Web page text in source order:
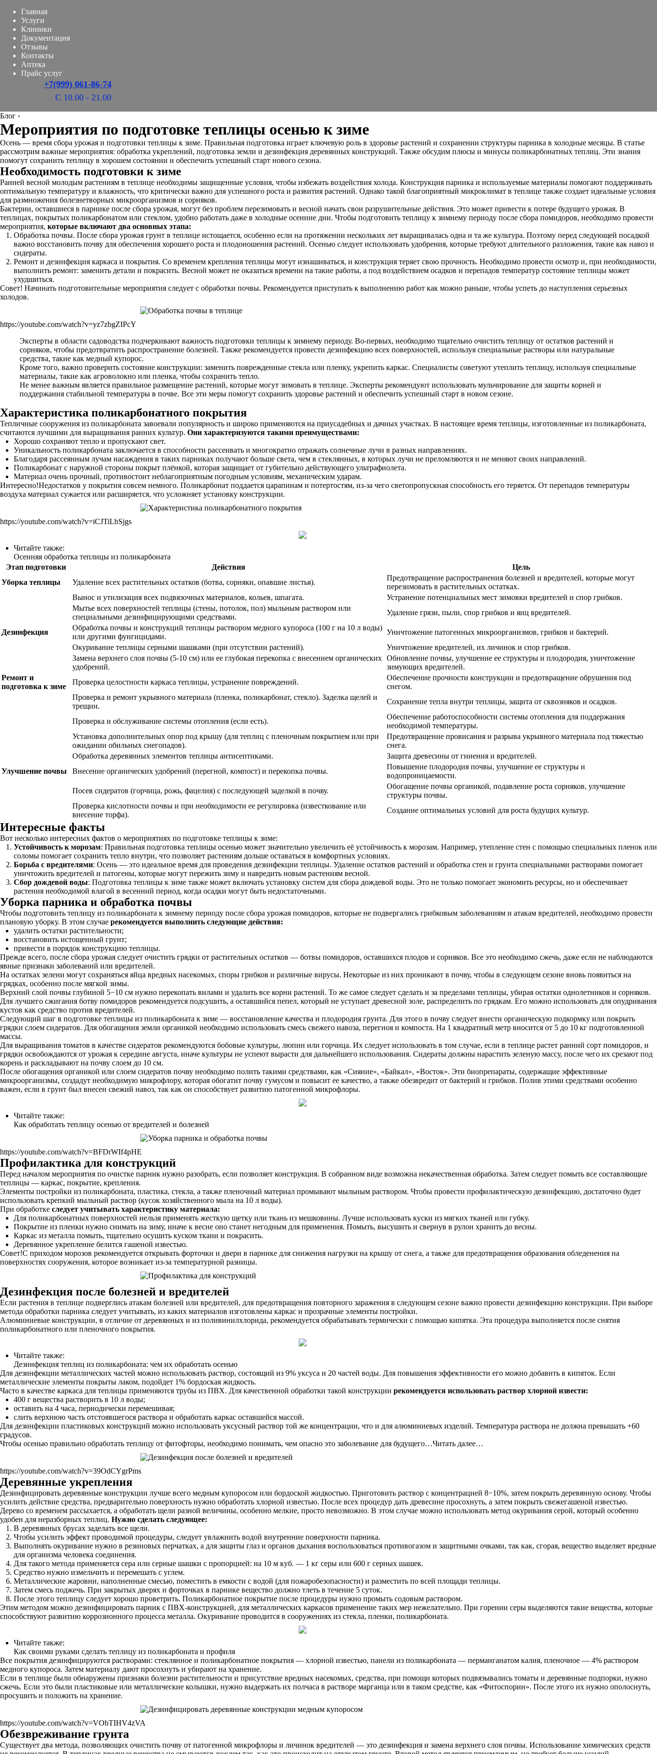
Главная
Услуги
Клиники
Документация
Отзывы
Контакты
Аптека
Прайс услуг
+7(999) 061-86-74
С 10.00 - 21.00
Блог ›
Мероприятия по подготовке теплицы осенью к зиме
Осень — время сбора урожая и подготовки теплицы к зиме. Правильная подготовка играет ключевую роль в здоровье растений и сохранении структуры парника в холодные месяцы. В статье
рассмотрим важные мероприятия: обработка укреплений, подготовка земли и дезинфекция деревянных конструкций. Также обсудим плюсы и минусы поликарбонатных теплиц. Эти знания
помогут сохранить теплицу в хорошем состоянии и обеспечить успешный старт нового сезона.
Необходимость подготовки к зиме
Ранней весной молодым растениям в теплице необходимы защищенные условия, чтобы избежать воздействия холода. Конструкция парника и используемые материалы помогают поддерживать
оптимальную температуру и влажность, что критически важно для успешного роста и развития растений. Однако такой благоприятный микроклимат в теплице также создает идеальные условия
для размножения болезнетворных микроорганизмов и сорняков.
Бактерии, оставшиеся в парнике после сбора урожая, могут без проблем перезимовать и весной начать свои разрушительные действия. Это может привести к потере будущего урожая. В
теплицах, покрытых поликарбонатом или стеклом, удобно работать даже в холодные осенние дни. Чтобы подготовить теплицу к зимнему периоду после сбора помидоров, необходимо провести
мероприятия, которые включают два основных этапа:
Обработка почвы. После сбора урожая грунт в теплице истощается, особенно если на протяжении нескольких лет выращивалась одна и та же культура. Поэтому перед следующей посадкой
важно восстановить почву для обеспечения хорошего роста и плодоношения растений. Осенью следует использовать удобрения, которые требуют длительного разложения, такие как навоз и
сидераты.
Ремонт и дезинфекция каркаса и покрытия. Со временем крепления теплицы могут изнашиваться, и конструкция теряет свою прочность. Необходимо провести осмотр и, при необходимости,
выполнить ремонт: заменить детали и покрасить. Весной может не оказаться времени на такие работы, а под воздействием осадков и перепадов температур состояние теплицы может
ухудшиться.
Совет! Начинать подготовительные мероприятия следует с обработки почвы. Рекомендуется приступать к выполнению работ как можно раньше, чтобы успеть до наступления серьезных
холодов.
https://youtube.com/watch?v=yz7zbgZIPcY
Эксперты в области садоводства подчеркивают важность подготовки теплицы к зимнему периоду. Во-первых, необходимо тщательно очистить теплицу от остатков растений и
сорняков, чтобы предотвратить распространение болезней. Также рекомендуется провести дезинфекцию всех поверхностей, используя специальные растворы или натуральные
средства, такие как медный купорос.
Кроме того, важно проверить состояние конструкции: заменить поврежденные стекла или пленку, укрепить каркас. Специалисты советуют утеплить теплицу, используя специальные
материалы, такие как агроволокно или пленка, чтобы сохранить тепло.
Не менее важным является правильное размещение растений, которые могут зимовать в теплице. Эксперты рекомендуют использовать мульчирование для защиты корней и
поддержания стабильной температуры в почве. Все эти меры помогут сохранить здоровье растений и обеспечить успешный старт в новом сезоне.
Характеристика поликарбонатного покрытия
Тепличные сооружения из поликарбоната завоевали популярность и широко применяются на приусадебных и дачных участках. В настоящее время теплицы, изготовленные из поликарбоната,
считаются лучшими для выращивания ранних культур. Они характеризуются такими преимуществами:
Хорошо сохраняют тепло и пропускают свет.
Уникальность поликарбоната заключается в способности рассеивать и многократно отражать солнечные лучи в разных направлениях.
Благодаря рассеянным лучам насаждения в таких парниках получают больше света, чем в стеклянных, в которых лучи не преломляются и не меняют своих направлений.
Поликарбонат с наружной стороны покрыт плёнкой, которая защищает от губительно действующего ультрафиолета.
Материал очень прочный, противостоит неблагоприятным погодным условиям, механическим ударам.
Интересно!Недостатков у покрытия совсем немного. Поликарбонат поддается царапинам и потертостям, из-за чего светопропускная способность его теряется. От перепадов температуры
воздуха материал сужается или расширяется, что усложняет установку конструкции.
https://youtube.com/watch?v=iCJTiLbSjgs
Читайте также:
Осенняя обработка теплицы из поликарбоната
Этап подготовки
Действия
Цель
Уборка теплицы
Удаление всех растительных остатков (ботва, сорняки, опавшие листья).
Предотвращение распространения болезней и вредителей, которые могут
перезимовать в растительных остатках.
Вынос и утилизация всех подвязочных материалов, кольев, шпагата.
Устранение потенциальных мест зимовки вредителей и спор грибков.
Мытье всех поверхностей теплицы (стены, потолок, пол) мыльным раствором или
специальными дезинфицирующими средствами.
Удаление грязи, пыли, спор грибков и яиц вредителей.
Дезинфекция
Обработка почвы и конструкций теплицы раствором медного купороса (100 г на 10 л воды)
или другими фунгицидами.
Уничтожение патогенных микроорганизмов, грибков и бактерий.
Окуривание теплицы серными шашками (при отсутствии растений).
Уничтожение вредителей, их личинок и спор грибков.
Замена верхнего слоя почвы (5-10 см) или ее глубокая перекопка с внесением органических
удобрений.
Обновление почвы, улучшение ее структуры и плодородия, уничтожение
зимующих вредителей.
Ремонт и
подготовка к зиме
Проверка целостности каркаса теплицы, устранение повреждений.
Обеспечение прочности конструкции и предотвращение обрушения под
снегом.
Проверка и ремонт укрывного материала (пленка, поликарбонат, стекло). Заделка щелей и
трещин.
Сохранение тепла внутри теплицы, защита от сквозняков и осадков.
Проверка и обслуживание системы отопления (если есть).
Обеспечение работоспособности системы отопления для поддержания
необходимой температуры.
Установка дополнительных опор под крышу (для теплиц с пленочным покрытием или при
ожидании обильных снегопадов).
Предотвращение провисания и разрыва укрывного материала под тяжестью
снега.
Обработка деревянных элементов теплицы антисептиками.
Защита древесины от гниения и вредителей.
Улучшение почвы
Внесение органических удобрений (перегной, компост) и перекопка почвы.
Повышение плодородия почвы, улучшение ее структуры и
водопроницаемости.
Посев сидератов (горчица, рожь, фацелия) с последующей заделкой в почву.
Обогащение почвы органикой, подавление роста сорняков, улучшение
структуры почвы.
Проверка кислотности почвы и при необходимости ее регулировка (известкование или
внесение торфа).
Создание оптимальных условий для роста будущих культур.
Интересные факты
Вот несколько интересных фактов о мероприятиях по подготовке теплицы к зиме:
Устойчивость к морозам: Правильная подготовка теплицы осенью может значительно увеличить её устойчивость к морозам. Например, утепление стен с помощью специальных пленок или
соломы помогает сохранить тепло внутри, что позволяет растениям дольше оставаться в комфортных условиях.
Борьба с вредителями: Осень — это идеальное время для проведения дезинфекции теплицы. Удаление остатков растений и обработка стен и грунта специальными растворами помогает
уничтожить вредителей и патогены, которые могут пережить зиму и навредить новым растениям весной.
Сбор дождевой воды: Подготовка теплицы к зиме также может включать установку систем для сбора дождевой воды. Это не только помогает экономить ресурсы, но и обеспечивает
растения необходимой влагой в весенний период, когда осадки могут быть недостаточными.
Уборка парника и обработка почвы
Чтобы подготовить теплицу из поликарбоната к зимнему периоду после сбора урожая помидоров, которые не подвергались грибковым заболеваниям и атакам вредителей, необходимо провести
плановую уборку. В этом случае рекомендуется выполнить следующие действия:
удалить остатки растительности;
восстановить истощенный грунт;
привести в порядок конструкцию теплицы.
Прежде всего, после сбора урожая следует очистить грядки от растительных остатков — ботвы помидоров, оставшихся плодов и сорняков. Все это необходимо сжечь, даже если не наблюдаются
явные признаки заболеваний или вредителей.
На остатках зелени могут сохраняться яйца вредных насекомых, споры грибков и различные вирусы. Некоторые из них проникают в почву, чтобы в следующем сезоне вновь появиться на
грядках, особенно после мягкой зимы.
Верхний слой почвы глубиной 5−10 см нужно перекопать вилами и удалить все корни растений. То же самое следует сделать и за пределами теплицы, убирая остатки однолетников и сорняков.
Для лучшего сжигания ботву помидоров рекомендуется подсушить, а оставшийся пепел, который не уступает древесной золе, распределить по грядкам. Его можно использовать для опудривания
кустов как средство против вредителей.
Следующий шаг в подготовке теплицы из поликарбоната к зиме — восстановление качества и плодородия грунта. Для этого в почву следует внести органическую подкормку или покрыть
грядки слоем сидератов. Для обогащения земли органикой необходимо использовать смесь свежего навоза, перегноя и компоста. На 1 квадратный метр вносится от 5 до 10 кг подготовленной
массы.
Для выращивания томатов в качестве сидератов рекомендуются бобовые культуры, люпин или горчица. Их следует использовать в том случае, если в теплице растет ранний сорт помидоров, и
грядки освобождаются от урожая к середине августа, иначе культуры не успеют вырасти для дальнейшего использования. Сидераты должны нарастить зеленую массу, после чего их срезают под
корень и раскладывают на почву слоем до 10 см.
После обогащения органикой или слоем сидератов почву необходимо полить такими средствами, как «Сияние», «Байкал», «Восток». Эти биопрепараты, содержащие эффективные
микроорганизмы, создадут необходимую микрофлору, которая обогатит почву гумусом и повысит ее качество, а также обезвредит от бактерий и грибков. Полив этими средствами особенно
важен, если в грунт был внесен свежий навоз, так как он способствует развитию патогенной микрофлоры.
Читайте также:
Как обработать теплицу осенью от вредителей и болезней
https://youtube.com/watch?v=BFDrWIf4pHE
Профилактика для конструкций
Перед началом мероприятия по очистке парник нужно разобрать, если позволяет конструкция. В собранном виде возможна некачественная обработка. Затем следует помыть все составляющие
теплицы — каркас, покрытие, крепления.
Элементы постройки из поликарбоната, пластика, стекла, а также пленочный материал промывают мыльным раствором. Чтобы провести профилактическую дезинфекцию, достаточно будет
использовать крепкий мыльный раствор (кусок хозяйственного мыла на 10 л воды).
При обработке следует учитывать характеристику материала:
Для поликарбонатных поверхностей нельзя применять жесткую щетку или ткань из мешковины. Лучше использовать куски из мягких тканей или губку.
Покрытие из пленки нужно снимать на зиму, иначе к весне оно станет негодным для применения. Помыть, высушить и свернув в рулон хранить до весны.
Каркас из металла помыть, тщательно осушить куском ткани и покрасить.
Деревянное укрепление белится гашеной известью.
Совет!С приходом морозов рекомендуется открывать форточки и двери в парнике для снижения нагрузки на крышу от снега, а также для предотвращения образования обледенения на
поверхностях сооружения, которое возникает из-за температурной разницы.
Дезинфекция после болезней и вредителей
Если растения в теплице подверглись атакам болезней или вредителей, для предотвращения повторного заражения в следующем сезоне важно провести дезинфекцию конструкции. При выборе
метода обработки парника следует учитывать, из каких материалов изготовлены каркас и прозрачные элементы постройки.
Алюминиевые конструкции, в отличие от деревянных и из поливинилхлорида, рекомендуется обрабатывать термически с помощью кипятка. Эта процедура выполняется после снятия
поликарбонатного или пленочного покрытия.
Читайте также:
Дезинфекция теплиц из поликарбоната: чем их обработать осенью
Для дезинфекции металлических частей можно использовать раствор, состоящий из 9% уксуса и 20 частей воды. Для повышения эффективности его можно добавить в кипяток. Если
металлические элементы покрыты лаком, подойдет 1% бордоская жидкость.
Часто в качестве каркаса для теплицы применяются трубы из ПВХ. Для качественной обработки такой конструкции рекомендуется использовать раствор хлорной извести:
400 г вещества растворить в 10 л воды;
оставить на 4 часа, периодически перемешивая;
слить верхнюю часть отстоявшегося раствора и обработать каркас оставшейся массой.
Для дезинфекции пластиковых конструкций можно использовать уксусный раствор той же концентрации, что и для алюминиевых изделий. Температура раствора не должна превышать +60
градусов.
Чтобы осенью правильно обработать теплицу от фитофторы, необходимо понимать, чем опасно это заболевание для будущего…Читать далее…
https://youtube.com/watch?v=39OdCYgrPms
Деревянные укрепления
Дезинфицировать деревянные конструкции лучше всего медным купоросом или бордоской жидкостью. Приготовить раствор с концентрацией 8−10%, затем покрыть деревянную основу. Чтобы
усилить действие средства, предварительно поверхность нужно обработать хлорной известью. После всех процедур дать древесине просохнуть, а затем покрыть свежегашеной известью.
Дерево со временем рассыхается, а обработать щели разной величины, особенно мелкие, просто невозможно. В этом случае можно использовать метод окуривания серой, который особенно
удобен для неразборных теплиц. Нужно сделать следующее:
В деревянных брусах заделать все щели.
Чтобы усилить эффект проводимой процедуры, следует увлажнить водой внутренние поверхности парника.
Выполнять окуривание нужно в резиновых перчатках, а для защиты глаз и органов дыхания воспользоваться противогазом и защитными очками, так как, сгорая, вещество выделяет вредные
для организма человека соединения.
Для такого метода применяется сера или серные шашки с пропорцией: на 10 м куб. — 1 кг серы или 600 г серных шашек.
Средство нужно измельчить и перемешать с углем.
Металлические жаровни, наполненные смесью, поместить в емкости с водой (для пожаробезопасности) и разместить по всей площади теплицы.
Затем смесь поджечь. При закрытых дверях и форточках в парнике вещество должно тлеть в течение 5 суток.
После этого теплицу следует хорошо проветрить. Поликарбонатное покрытие после процедуры нужно промыть содовым раствором.
Этим методом можно дезинфицировать парник с ПВХ-конструкцией, для металлических каркасов применение таких мер нежелательно. При горении серы выделяются такие вещества, которые
способствуют развитию коррозионного процесса металла. Окуривание проводится в сооружениях из стекла, пленки, поликарбоната.
Читайте также:
Как своими руками сделать теплицу из поликарбоната и профиля
Все покрытия дезинфицируются растворами: стеклянное и поликарбонатное покрытия — хлорной известью, панели из поликарбоната — перманганатом калия, пленочное — 4% раствором
медного купороса. Затем материалу дают просохнуть и убирают на хранение.
Если в теплице были обнаружены признаки болезни растительности и присутствие вредных насекомых, средства, при помощи которых подвязывались томаты и деревянные подпорки, нужно
сжечь. Если это были пластиковые или металлические колышки, нужно выдержать их полчаса в растворе марганца или в таком средстве, как «Фитоспорин». После этого их нужно ополоснуть,
просушить и положить на хранение.
https://youtube.com/watch?v=VObTIHV4zVA
Обезвреживание грунта
Существует два метода, позволяющих очистить почву от патогенной микрофлоры и личинок вредителей — это дезинфекция и замена верхнего слоя почвы. Использование химических средств